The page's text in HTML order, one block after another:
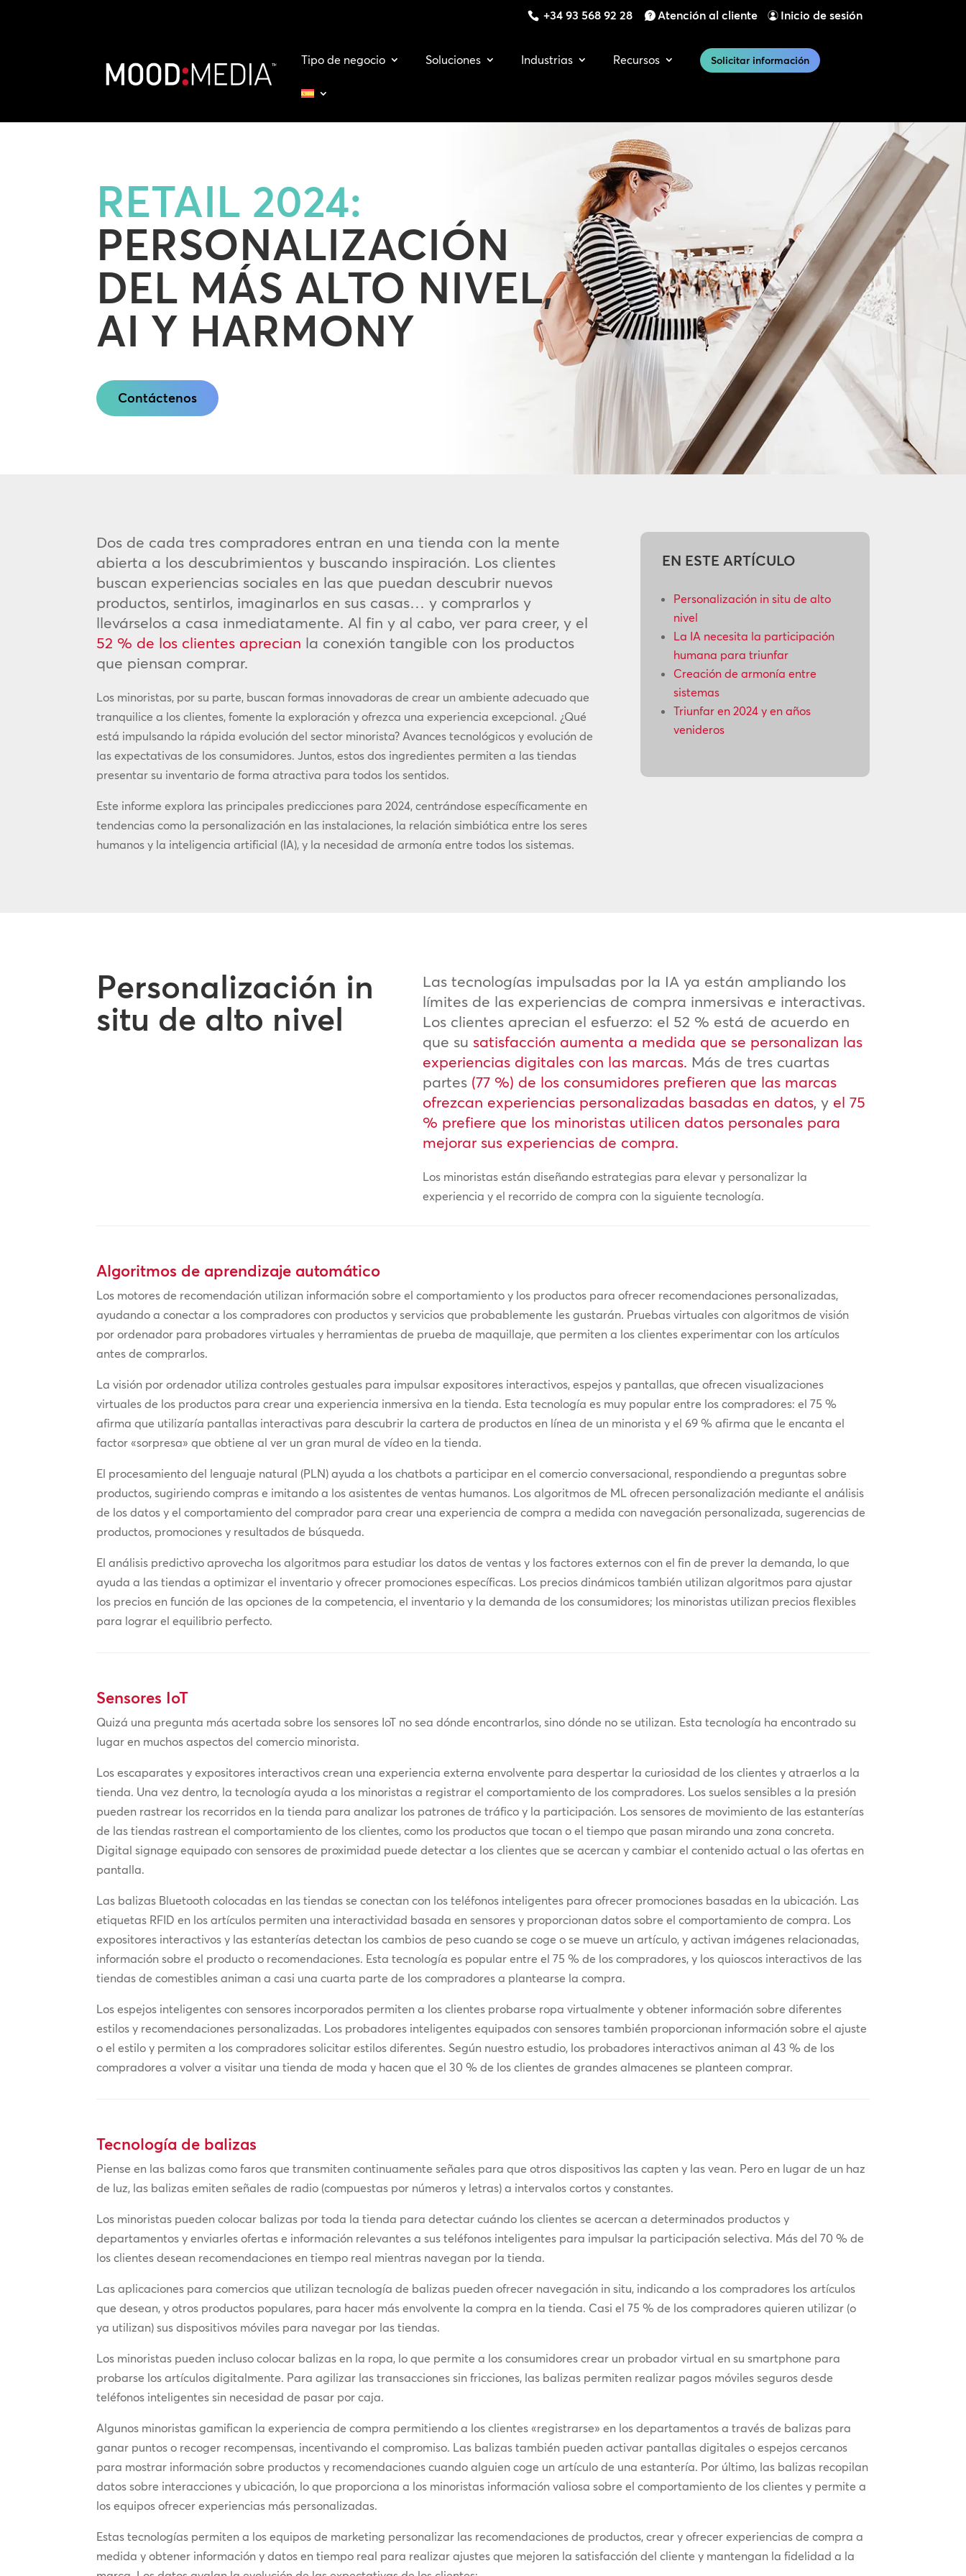
+34 93 568 92 28 Atención al cliente Inicio de sesión
Tipo de negocio Soluciones Industrias Recursos Solicitar información
RETAIL 2024:
PERSONALIZACIÓN
DEL MÁS ALTO NIVEL,
AI Y HARMONY
Contáctenos
Dos de cada tres compradores entran en una tienda con la mente
abierta a los descubrimientos y buscando inspiración. Los clientes
buscan experiencias sociales en las que puedan descubrir nuevos
productos, sentirlos, imaginarlos en sus casas… y comprarlos y
llevárselos a casa inmediatamente. Al fin y al cabo, ver para creer, y el
52 % de los clientes aprecian la conexión tangible con los productos
que piensan comprar.
Los minoristas, por su parte, buscan formas innovadoras de crear un ambiente adecuado que
tranquilice a los clientes, fomente la exploración y ofrezca una experiencia excepcional. ¿Qué
está impulsando la rápida evolución del sector minorista? Avances tecnológicos y evolución de
las expectativas de los consumidores. Juntos, estos dos ingredientes permiten a las tiendas
presentar su inventario de forma atractiva para todos los sentidos.
Este informe explora las principales predicciones para 2024, centrándose específicamente en
tendencias como la personalización en las instalaciones, la relación simbiótica entre los seres
humanos y la inteligencia artificial (IA), y la necesidad de armonía entre todos los sistemas.
EN ESTE ARTÍCULO
Personalización in situ de alto
nivel
La IA necesita la participación
humana para triunfar
Creación de armonía entre
sistemas
Triunfar en 2024 y en años
venideros
Personalización in
situ de alto nivel
Las tecnologías impulsadas por la IA ya están ampliando los
límites de las experiencias de compra inmersivas e interactivas.
Los clientes aprecian el esfuerzo: el 52 % está de acuerdo en
que susatisfacción aumenta a medida que se personalizan las
experiencias digitales con las marcas. Más de tres cuartas
partes (77 %) de los consumidores prefieren que las marcas
ofrezcan experiencias personalizadas basadas en datos, y el 75
% prefiere que los minoristas utilicen datos personales para
mejorar sus experiencias de compra.
Los minoristas están diseñando estrategias para elevar y personalizar la
experiencia y el recorrido de compra con la siguiente tecnología.
Algoritmos de aprendizaje automático
Los motores de recomendación utilizan información sobre el comportamiento y los productos para ofrecer recomendaciones personalizadas,
ayudando a conectar a los compradores con productos y servicios que probablemente les gustarán. Pruebas virtuales con algoritmos de visión
por ordenador para probadores virtuales y herramientas de prueba de maquillaje, que permiten a los clientes experimentar con los artículos
antes de comprarlos.
La visión por ordenador utiliza controles gestuales para impulsar expositores interactivos, espejos y pantallas, que ofrecen visualizaciones
virtuales de los productos para crear una experiencia inmersiva en la tienda. Esta tecnología es muy popular entre los compradores: el 75 %
afirma que utilizaría pantallas interactivas para descubrir la cartera de productos en línea de un minorista y el 69 % afirma que le encanta el
factor «sorpresa» que obtiene al ver un gran mural de vídeo en la tienda.
El procesamiento del lenguaje natural (PLN) ayuda a los chatbots a participar en el comercio conversacional, respondiendo a preguntas sobre
productos, sugiriendo compras e imitando a los asistentes de ventas humanos. Los algoritmos de ML ofrecen personalización mediante el análisis
de los datos y el comportamiento del comprador para crear una experiencia de compra a medida con navegación personalizada, sugerencias de
productos, promociones y resultados de búsqueda.
El análisis predictivo aprovecha los algoritmos para estudiar los datos de ventas y los factores externos con el fin de prever la demanda, lo que
ayuda a las tiendas a optimizar el inventario y ofrecer promociones específicas. Los precios dinámicos también utilizan algoritmos para ajustar
los precios en función de las opciones de la competencia, el inventario y la demanda de los consumidores; los minoristas utilizan precios flexibles
para lograr el equilibrio perfecto.
Sensores IoT
Quizá una pregunta más acertada sobre los sensores IoT no sea dónde encontrarlos, sino dónde no se utilizan. Esta tecnología ha encontrado su
lugar en muchos aspectos del comercio minorista.
Los escaparates y expositores interactivos crean una experiencia externa envolvente para despertar la curiosidad de los clientes y atraerlos a la
tienda. Una vez dentro, la tecnología ayuda a los minoristas a registrar el comportamiento de los compradores. Los suelos sensibles a la presión
pueden rastrear los recorridos en la tienda para analizar los patrones de tráfico y la participación. Los sensores de movimiento de las estanterías
de las tiendas rastrean el comportamiento de los clientes, como los productos que tocan o el tiempo que pasan mirando una zona concreta.
Digital signage equipado con sensores de proximidad puede detectar a los clientes que se acercan y cambiar el contenido actual o las ofertas en
pantalla.
Las balizas Bluetooth colocadas en las tiendas se conectan con los teléfonos inteligentes para ofrecer promociones basadas en la ubicación. Las
etiquetas RFID en los artículos permiten una interactividad basada en sensores y proporcionan datos sobre el comportamiento de compra. Los
expositores interactivos y las estanterías detectan los cambios de peso cuando se coge o se mueve un artículo, y activan imágenes relacionadas,
información sobre el producto o recomendaciones. Esta tecnología es popular entre el 75 % de los compradores, y los quioscos interactivos de las
tiendas de comestibles animan a casi una cuarta parte de los compradores a plantearse la compra.
Los espejos inteligentes con sensores incorporados permiten a los clientes probarse ropa virtualmente y obtener información sobre diferentes
estilos y recomendaciones personalizadas. Los probadores inteligentes equipados con sensores también proporcionan información sobre el ajuste
o el estilo y permiten a los compradores solicitar estilos diferentes. Según nuestro estudio, los probadores interactivos animan al 43 % de los
compradores a volver a visitar una tienda de moda y hacen que el 30 % de los clientes de grandes almacenes se planteen comprar.
Tecnología de balizas
Piense en las balizas como faros que transmiten continuamente señales para que otros dispositivos las capten y las vean. Pero en lugar de un haz
de luz, las balizas emiten señales de radio (compuestas por números y letras) a intervalos cortos y constantes.
Los minoristas pueden colocar balizas por toda la tienda para detectar cuándo los clientes se acercan a determinados productos y
departamentos y enviarles ofertas e información relevantes a sus teléfonos inteligentes para impulsar la participación selectiva. Más del 70 % de
los clientes desean recomendaciones en tiempo real mientras navegan por la tienda.
Las aplicaciones para comercios que utilizan tecnología de balizas pueden ofrecer navegación in situ, indicando a los compradores los artículos
que desean, y otros productos populares, para hacer más envolvente la compra en la tienda. Casi el 75 % de los compradores quieren utilizar (o
ya utilizan) sus dispositivos móviles para navegar por las tiendas.
Los minoristas pueden incluso colocar balizas en la ropa, lo que permite a los consumidores crear un probador virtual en su smartphone para
probarse los artículos digitalmente. Para agilizar las transacciones sin fricciones, las balizas permiten realizar pagos móviles seguros desde
teléfonos inteligentes sin necesidad de pasar por caja.
Algunos minoristas gamifican la experiencia de compra permitiendo a los clientes «registrarse» en los departamentos a través de balizas para
ganar puntos o recoger recompensas, incentivando el compromiso. Las balizas también pueden activar pantallas digitales o espejos cercanos
para mostrar información sobre productos y recomendaciones cuando alguien coge un artículo de una estantería. Por último, las balizas recopilan
datos sobre interacciones y ubicación, lo que proporciona a los minoristas información valiosa sobre el comportamiento de los clientes y permite a
los equipos ofrecer experiencias más personalizadas.
Estas tecnologías permiten a los equipos de marketing personalizar las recomendaciones de productos, crear y ofrecer experiencias de compra a
medida y obtener información y datos en tiempo real para realizar ajustes que mejoren la satisfacción del cliente y mantengan la fidelidad a la